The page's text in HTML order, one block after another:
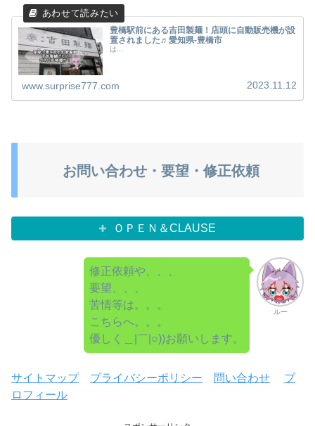
豊橋駅前にある吉田製麺！店頭に自動販売機が設
置されました♬愛知県-豊橋市
は...
www.surprise777.com 2023.11.12
お問い合わせ・要望・修正依頼
ＯＰＥＮ＆CLAUSE
ルー
修正依頼や、、、
要望、、、
苦情等は。。。
こちらへ。。。
優しく＿|￣|○))お願いします。
サイトマップ プライバシーポリシー 問い合わせ
プ
ロフィール